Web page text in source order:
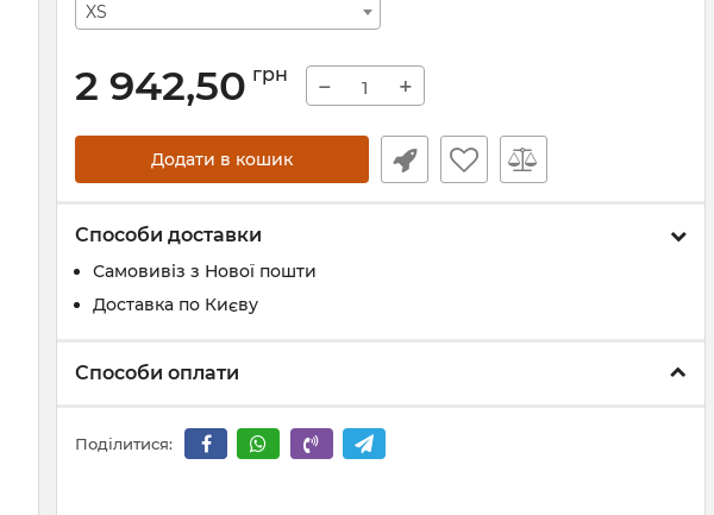
XS
2 942,50 грн − +
Додати в кошик
Способи доставки
Самовивіз з Нової пошти
Доставка по Києву
Способи оплати
Поділитися: